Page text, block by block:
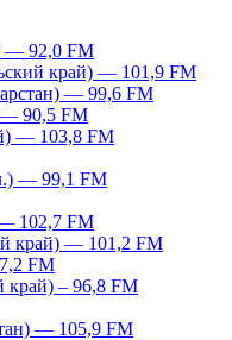
— 92,0 FM
край) — 101,9 FM
— 99,6 FM
— 90,5 FM
— 103,8 FM
— 99,1 FM
102,7 FM
край) — 101,2 FM
FM
край) – 96,8 FM
— 105,9 FM